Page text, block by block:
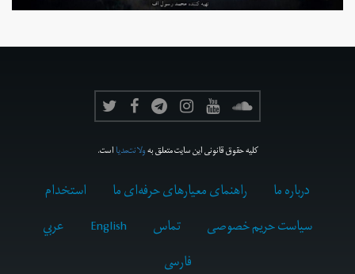
کلیه حقوق قانونی این سایت متعلق بهولانت‌مدیااست.
درباره ما راهنمای معیارهای حرفه‌ای ما
استخدام
سیاست حریم خصوصی
تماس English
عربي
فارسى